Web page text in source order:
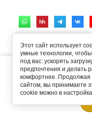
Политика
Политика
Мы используем cookie-
быстрее и удобнее.
принимаете их
Этот сайт использует
умные технологии,
под вас: ускорять
предпочтения и делать
комфортнее. Продолжая
сайтом, вы принимаете
cookie можно в